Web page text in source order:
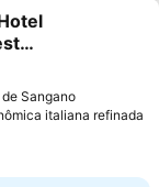
favoritos
Sangano
italiana refinada